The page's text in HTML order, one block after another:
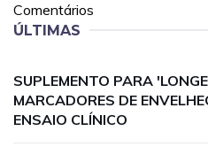
Comentários
ÚLTIMAS
SUPLEMENTO PARA
MARCADORES DE
ENSAIO CLÍNICO